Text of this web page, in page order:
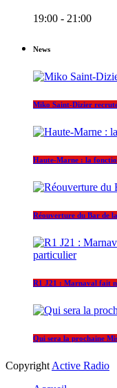
19:00 - 21:00
News
Miko Saint-Dizier
Haute-Marne : la
Réouverture du Bar de
R1 J21 : Marnaval fait
Qui sera la prochaine
Copyright Active Radio